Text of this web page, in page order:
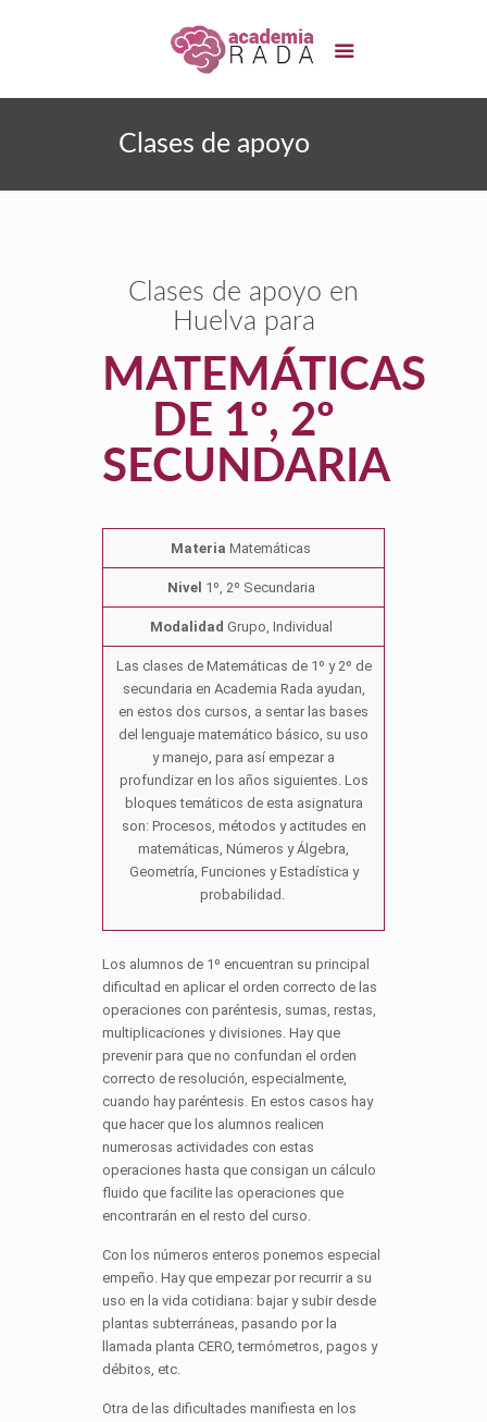
Clases de apoyo
Clases de apoyo en
Huelva para
MATEMÁTICAS
DE 1º, 2º
SECUNDARIA
Materia Matemáticas
Nivel 1º, 2º Secundaria
Modalidad Grupo, Individual
Las clases de Matemáticas de 1º y 2º de
secundaria en Academia Rada ayudan,
en estos dos cursos, a sentar las bases
del lenguaje matemático básico, su uso
y manejo, para así empezar a
profundizar en los años siguientes. Los
bloques temáticos de esta asignatura
son: Procesos, métodos y actitudes en
matemáticas, Números y Álgebra,
Geometría, Funciones y Estadística y
probabilidad.
Los alumnos de 1º encuentran su principal
dificultad en aplicar el orden correcto de las
operaciones con paréntesis, sumas, restas,
multiplicaciones y divisiones. Hay que
prevenir para que no confundan el orden
correcto de resolución, especialmente,
cuando hay paréntesis. En estos casos hay
que hacer que los alumnos realicen
numerosas actividades con estas
operaciones hasta que consigan un cálculo
fluido que facilite las operaciones que
encontrarán en el resto del curso.
Con los números enteros ponemos especial
empeño. Hay que empezar por recurrir a su
uso en la vida cotidiana: bajar y subir desde
plantas subterráneas, pasando por la
llamada planta CERO, termómetros, pagos y
débitos, etc.
Otra de las dificultades manifiesta en los